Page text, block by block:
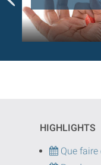
HIGHLIGHTS
Que